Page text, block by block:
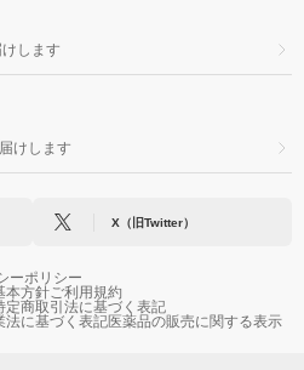
します
けします
X（旧Twitter）
ーポリシー
本方針ご利用規約
定商取引法に基づく表記
法に基づく表記医薬品の販売に関する表示